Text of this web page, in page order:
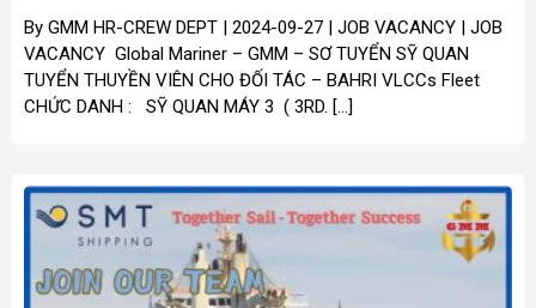
By GMM HR-CREW DEPT | 2024-09-27 | JOB VACANCY | JOB
VACANCY Global Mariner – GMM – SƠ TUYỂN SỸ QUAN
TUYỂN THUYỀN VIÊN CHO ĐỐI TÁC – BAHRI VLCCs Fleet
CHỨC DANH : SỸ QUAN MÁY 3 ( 3RD. […]